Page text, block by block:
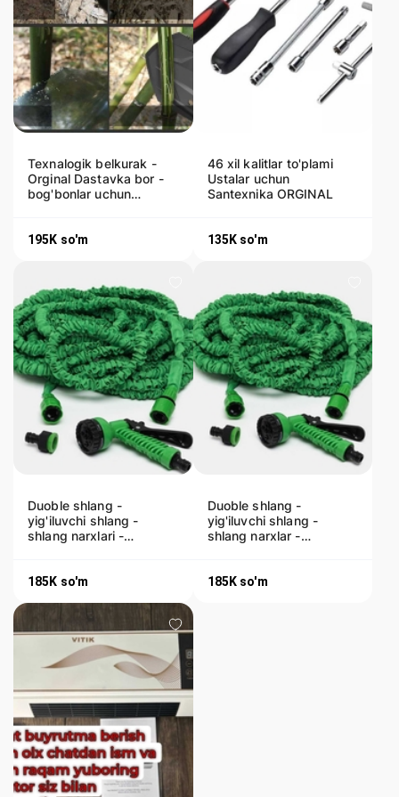
Texnalogik belkurak -
Orginal Dastavka bor -
bog'bonlar uchun
195K so'm
46 xil kalitlar to'plami
Ustalar uchun
Santexnika ORGINAL
135K so'm
Duoble shlang -
yig'iluvchi shlang -
shlang narxlari -
185K so'm
Duoble shlang -
yig'iluvchi shlang -
shlang narxlar -
185K so'm